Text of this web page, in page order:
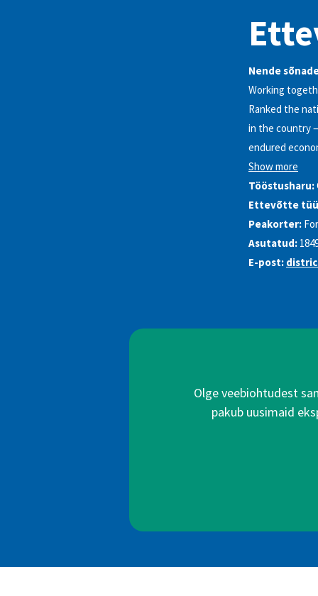
Nende
Working
Ranked the
in the country
endured
Show more
Tööstusharu:
Ettevõtte
Peakorter:
Asutatud:
E-post:
Olge veebiohtudest
pakub uusimaid